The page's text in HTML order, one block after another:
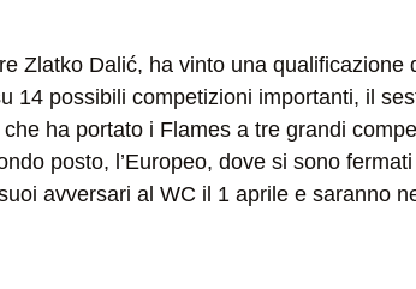
Zlatko Dalić, ha vinto una qualificazione
14 possibili competizioni importanti, il
ha portato i Flames a tre grandi
posto, l’Europeo, dove si sono
avversari al WC il 1 aprile e saranno